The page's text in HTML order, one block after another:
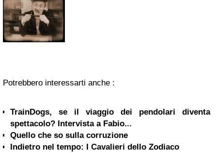
Potrebbero interessarti anche :
TrainDogs, se il viaggio dei pendolari diventa
spettacolo? Intervista a Fabio...
Quello che so sulla corruzione
Indietro nel tempo: I Cavalieri dello Zodiaco